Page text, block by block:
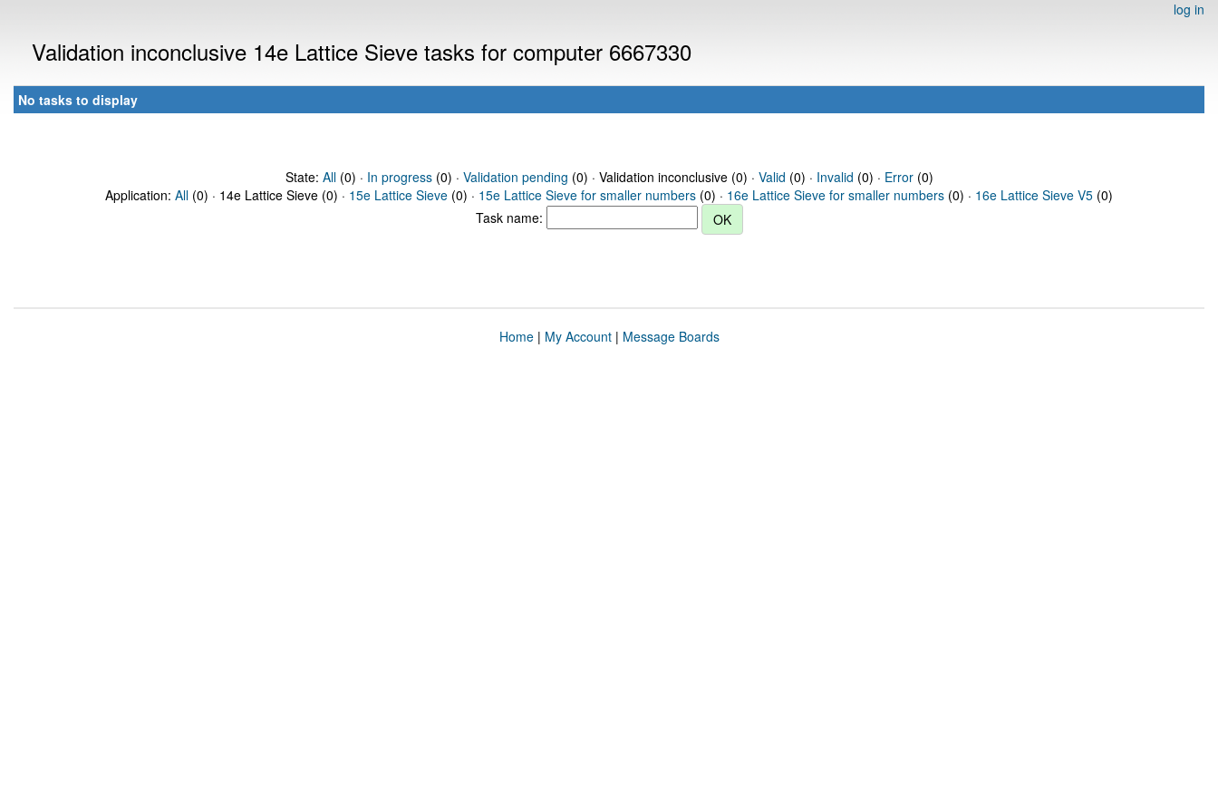
log in
Validation inconclusive 14e Lattice Sieve tasks for computer 6667330
No tasks to display
State: All(0) · In progress(0) · Validation pending (0) · Validation inconclusive (0) · Valid (0) · Invalid (0) · Error(0)
Application: All (0) · 14e Lattice Sieve (0) · 15e Lattice Sieve (0) · 15e Lattice Sieve for smaller numbers (0) · 16e Lattice Sieve for smaller numbers (0) · 16e Lattice Sieve V5 (0)
Task name:
Home| My Account| Message Boards